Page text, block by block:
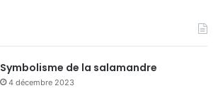
Symbolisme de la salamandre
4 décembre 2023